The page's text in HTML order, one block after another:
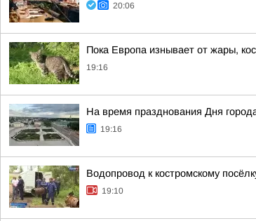
20:06
Пока Европа изнывает от жары,
19:16
На время празднования Дня
19:16
Водопровод к костромскому
19:10